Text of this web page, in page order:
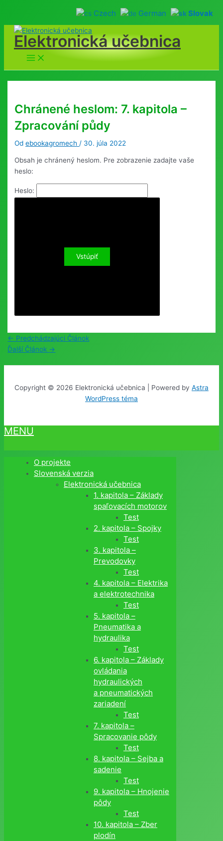
Preskočiť
obsah
Elektronická učebnica
Main
Menu
Chránené heslom: 7. kapitola –
Zpracování půdy
Od ebookagromech / 30. júla 2022
Obsah je chránený heslom. Pre zobrazenie zadajte vaše
heslo:
Heslo:
Post
navigation
← Predchádzajúci Článok
Ďalší Článok →
Copyright © 2026 Elektronická učebnica | Powered by Astra
WordPress téma
Czech German Slovak
MENU
O projekte
Slovenská verzia
Elektronická učebnica
1. kapitola – Základy
spaľovacích motorov
Test
2. kapitola – Spojky
Test
3. kapitola –
Prevodovky
Test
4. kapitola – Elektrika
a elektrotechnika
Test
5. kapitola –
Pneumatika a
hydraulika
Test
6. kapitola – Základy
ovládania
hydraulických
a pneumatických
zariadení
Test
7. kapitola –
Spracovanie pôdy
Test
8. kapitola – Sejba a
sadenie
Test
9. kapitola – Hnojenie
pôdy
Test
10. kapitola – Zber
plodín